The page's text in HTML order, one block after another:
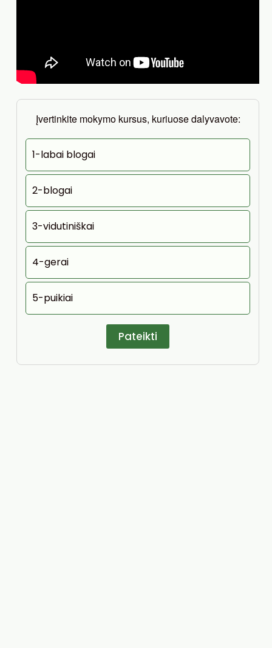
Įvertinkite mokymo kursus, kuriuose dalyvavote:
1-labai blogai
2-blogai
3-vidutiniškai
4-gerai
5-puikiai